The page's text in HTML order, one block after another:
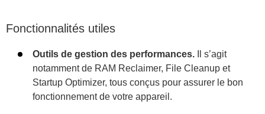
Fonctionnalités utiles
Outils de gestion des performances. Il s’agit
notamment de RAM Reclaimer, File Cleanup et
Startup Optimizer, tous conçus pour assurer le bon
fonctionnement de votre appareil.